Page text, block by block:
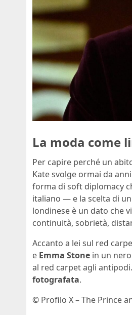
La moda come
Per capire perché un
Kate svolge ormai da
forma di soft diplomacy
italiano — e la scelta di
londinese è un dato che
continuità, sobrietà,
Accanto a lei sul red
e Emma Stone in un
al red carpet agli
fotografata.
© Profilo X – The Prince